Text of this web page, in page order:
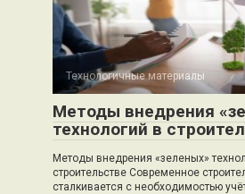
Технологичные материалы
Методы внедрения
технологий в
Методы внедрения «зеленых»
строительстве Современное
сталкивается с необходимостью